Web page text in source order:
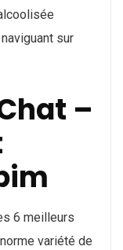
sur
–
6 meilleurs
variété de